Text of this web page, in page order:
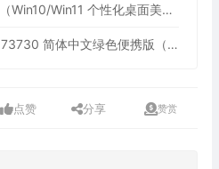
Seelen UI v2.7.4 最新版（Win10/Win11 个性化桌面美化工具）
VirtualBox 7.2.12 Build 173730 简体中文绿色便携版（免费开源的虚拟机）
点赞 分享 赞赏